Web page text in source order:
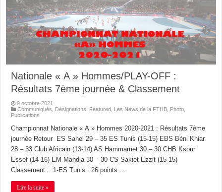
Nationale « A » Hommes/PLAY-OFF :
Résultats 7ème journée & Classement
9 octobre 2021
Communiqués
Désignations Featured Les News de la FTHB Photo
Publications
Championnat Nationale « A » Hommes 2020-2021 : Résultats 7ème
journée Retour ES Sahel 29 – 35 ES Tunis (15-15) EBS Béni Khiar
28 – 33 Club Africain (13-14) AS Hammamet 30 – 30 CHB Ksour
Essef (14-16) EM Mahdia 30 – 30 CS Sakiet Ezzit (15-15)
Classement : 1-ES Tunis : 26 points …
Lire la suite »